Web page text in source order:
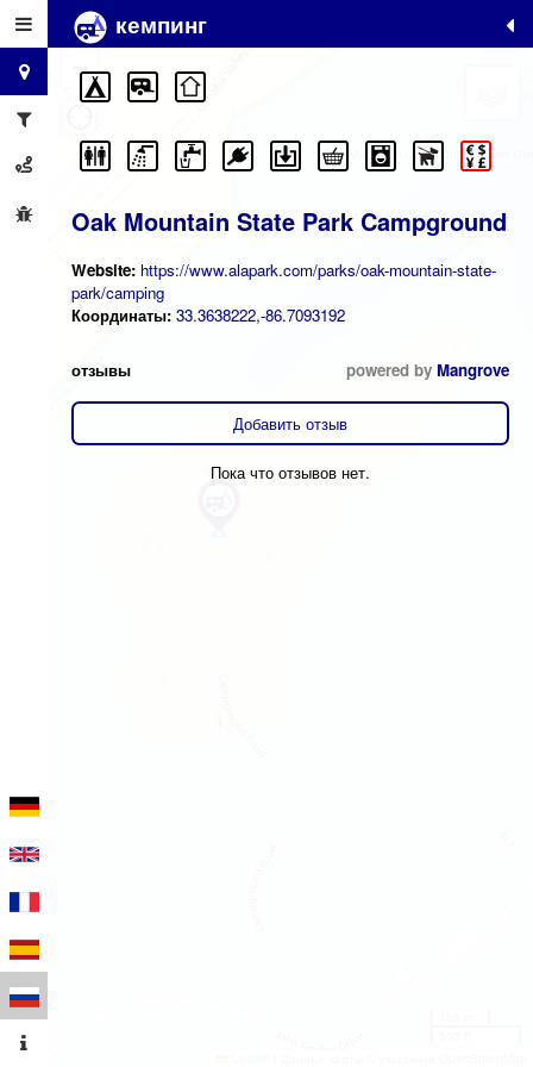
кемпинг
Oak Mountain State Park Campground
Website: https://www.alapark.com/parks/oak-mountain-state-
park/camping
Координаты: 33.3638222,-86.7093192
отзывы powered by Mangrove
Добавить отзыв
Пока что отзывов нет.
+
−